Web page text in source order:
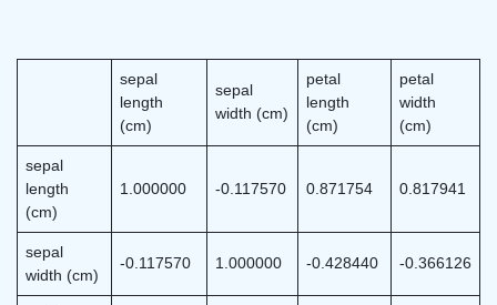
sepal
length
(cm)
sepal
width (cm)
petal
length
(cm)
petal
width
(cm)
sepal
length
(cm)
1.000000 -0.117570 0.871754 0.817941
sepal
width (cm)
-0.117570 1.000000 -0.428440 -0.366126